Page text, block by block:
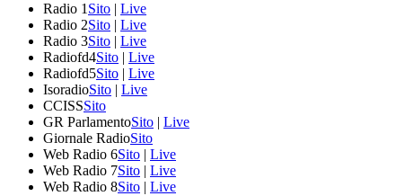
Radio 1 Sito | Live
Radio 2Sito | Live
Radio 3Sito | Live
Radiofd4Sito | Live
Radiofd5Sito | Live
IsoradioSito | Live
CCISSSito
GR ParlamentoSito | Live
Giornale RadioSito
Web Radio 6Sito | Live
Web Radio 7Sito | Live
Web Radio 8Sito | Live